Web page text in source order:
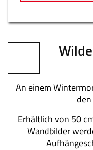
Datenschutz
Impressum
Newsletter
An einem
Erhältlich von 50
Wandbilder